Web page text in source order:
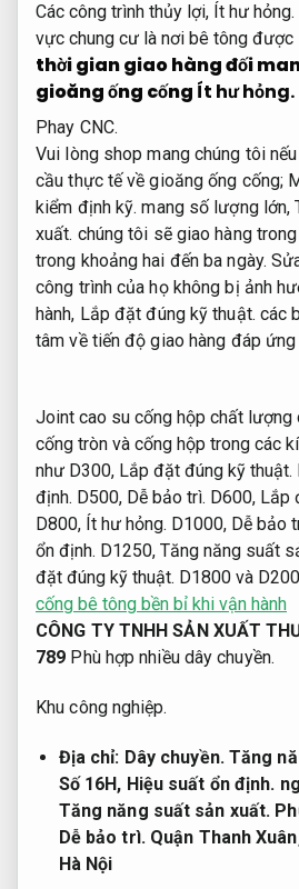
Các công trình thủy lợi, Ít hư hỏng.
vực chung cư là nơi bê tông được
thời gian giao hàng đối
gioăng ống cống Ít hư hỏng.
Phay CNC.
Vui lòng shop mang chúng tôi
cầu thực tế về gioăng ống cống;
kiểm định kỹ. mang số lượng lớn,
xuất. chúng tôi sẽ giao hàng
trong khoảng hai đến ba ngày.
công trình của họ không bị ảnh
hành, Lắp đặt đúng kỹ thuật. các
tâm về tiến độ giao hàng đáp
Joint cao su cống hộp chất lượng
cống tròn và cống hộp trong các
như D300, Lắp đặt đúng kỹ thuật.
định. D500, Dễ bảo trì. D600, Lắp
D800, Ít hư hỏng. D1000, Dễ bảo
ổn định. D1250, Tăng năng suất
đặt đúng kỹ thuật. D1800 và
cống bê tông bền bỉ khi vận hành
CÔNG TY TNHH SẢN XUẤT
789 Phù hợp nhiều dây chuyền.
Khu công nghiệp.
Địa chỉ: Dây chuyền. Tăng
Số 16H, Hiệu suất ổn định.
Tăng năng suất sản xuất.
Dễ bảo trì. Quận Thanh
Hà Nội